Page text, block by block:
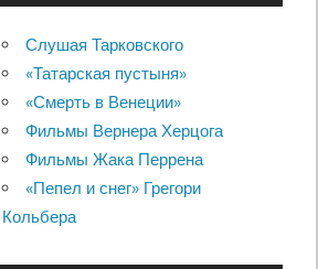
Слушая Тарковского
«Татарская пустыня»
«Смерть в Венеции»
Фильмы Вернера Херцога
Фильмы Жака Перрена
«Пепел и снег» Грегори
Кольбера